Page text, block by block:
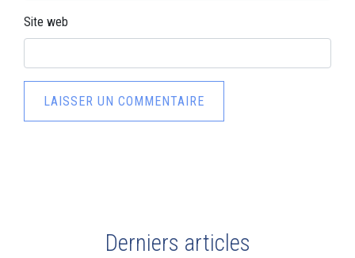
Site web
Derniers articles